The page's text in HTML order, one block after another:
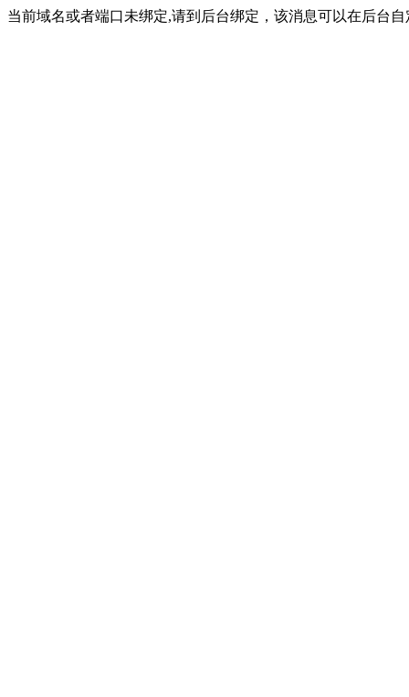
当前域名或者端口未绑定,请到后台绑定，该消息可以在后台自